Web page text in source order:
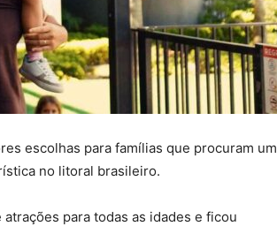
escolhas para famílias que procuram um
no litoral brasileiro.
para todas as idades e ficou